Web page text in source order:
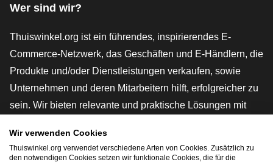
Wer sind wir?
Thuiswinkel.org ist ein führendes, inspirierendes E-
Commerce-Netzwerk, das Geschäften und E-Händlern, die
Produkte und/oder Dienstleistungen verkaufen, sowie
Unternehmen und deren Mitarbeitern hilft, erfolgreicher zu
sein. Wir bieten relevante und praktische Lösungen mit
rechtlichen Instrumenten und Beratung,
Interessenvertretung, Marktforschung und verfügen über
Wir verwenden Cookies
Thuiswinkel.org verwendet verschiedene Arten von Cookies. Zusätzlich zu
den notwendigen Cookies setzen wir funktionale Cookies, die für die